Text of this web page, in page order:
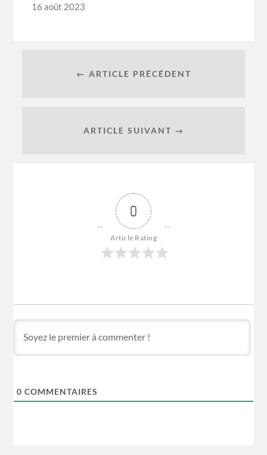
16 août 2023
← ARTICLE PRÉCÉDENT
ARTICLE SUIVANT →
0
Article Rating
0 COMMENTAIRES